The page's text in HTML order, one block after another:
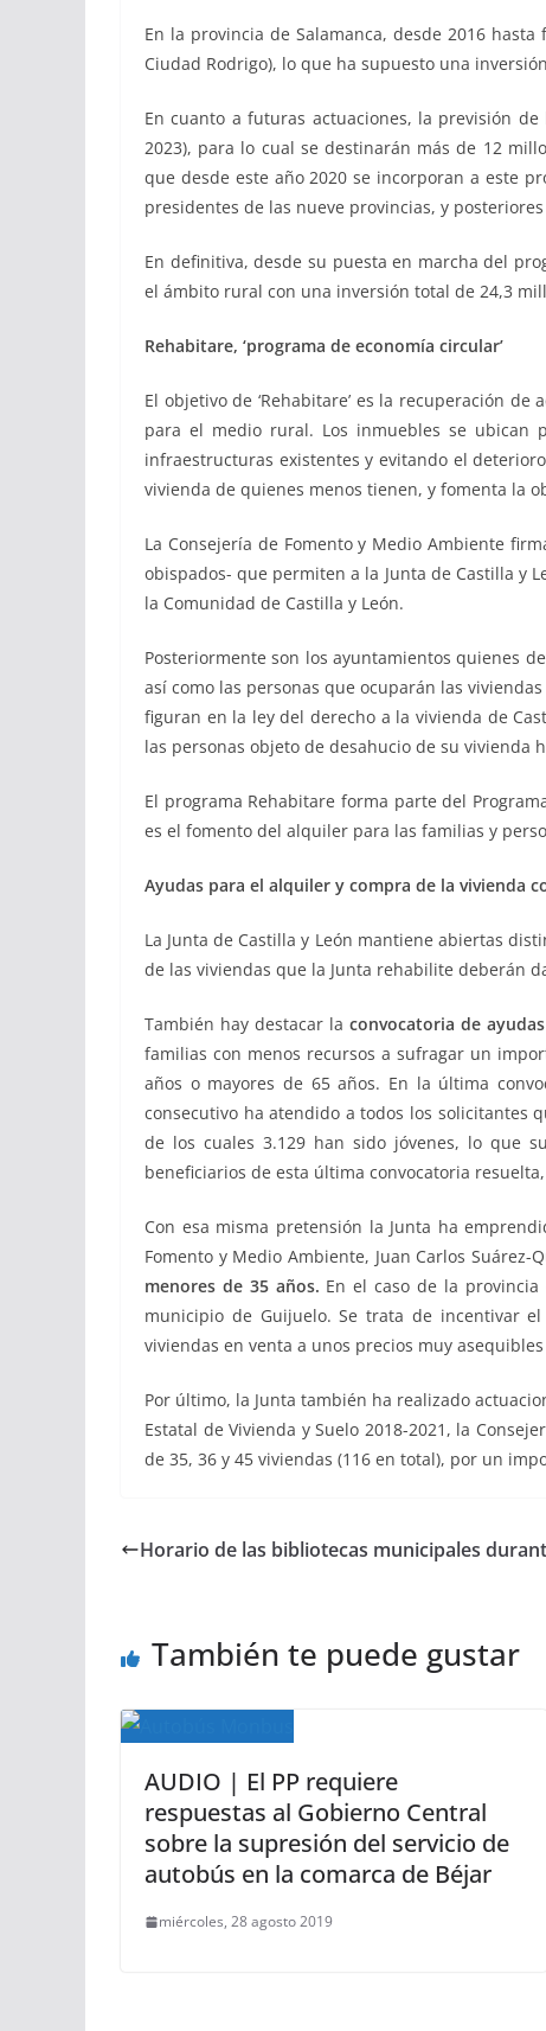
En la provincia de Salamanca, desde 2016
Ciudad Rodrigo), lo que ha supuesto una
En cuanto a futuras actuaciones, la previsión
2023), para lo cual se destinarán más de 12
que desde este año 2020 se incorporan a este
presidentes de las nueve provincias, y
En definitiva, desde su puesta en marcha del
el ámbito rural con una inversión total de 24,3
Rehabitare, ‘programa de economía circular’
El objetivo de ‘Rehabitare’ es la recuperación
para el medio rural. Los inmuebles se ubican
infraestructuras existentes y evitando el
vivienda de quienes menos tienen, y fomenta la
La Consejería de Fomento y Medio Ambiente
obispados- que permiten a la Junta de Castilla y
la Comunidad de Castilla y León.
Posteriormente son los ayuntamientos quienes
así como las personas que ocuparán las
figuran en la ley del derecho a la vivienda de
las personas objeto de desahucio de su vivienda
El programa Rehabitare forma parte del
es el fomento del alquiler para las familias y
Ayudas para el alquiler y compra de la vivienda
La Junta de Castilla y León mantiene abiertas
de las viviendas que la Junta rehabilite deberán
También hay destacar la convocatoria de
familias con menos recursos a sufragar un
años o mayores de 65 años. En la última
consecutivo ha atendido a todos los solicitantes
de los cuales 3.129 han sido jóvenes, lo que
beneficiarios de esta última convocatoria
Con esa misma pretensión la Junta ha
Fomento y Medio Ambiente, Juan Carlos
menores de 35 años. En el caso de la
municipio de Guijuelo. Se trata de incentivar
viviendas en venta a unos precios muy
Por último, la Junta también ha realizado
Estatal de Vivienda y Suelo 2018-2021, la
de 35, 36 y 45 viviendas (116 en total), por un
Horario de las bibliotecas municipales
También te puede gustar
AUDIO | El PP requiere
respuestas al Gobierno Central
sobre la supresión del servicio de
autobús en la comarca de Béjar
miércoles, 28 agosto 2019